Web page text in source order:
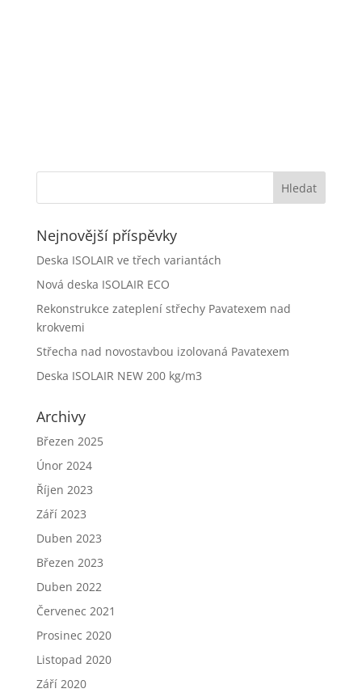
Nejnovější příspěvky
Deska ISOLAIR ve třech variantách
Nová deska ISOLAIR ECO
Rekonstrukce zateplení střechy Pavatexem nad
krokvemi
Střecha nad novostavbou izolovaná Pavatexem
Deska ISOLAIR NEW 200 kg/m3
Archivy
Březen 2025
Únor 2024
Říjen 2023
Září 2023
Duben 2023
Březen 2023
Duben 2022
Červenec 2021
Prosinec 2020
Listopad 2020
Září 2020